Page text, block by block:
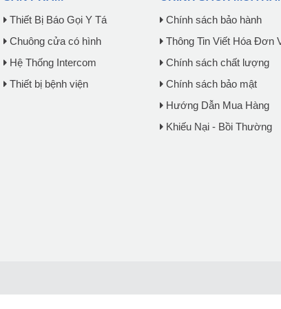
Thiết Bị Báo Gọi Y Tá
Chuông cửa có hình
Hệ Thống Intercom
Thiết bị bệnh viện
Chính sách bảo hành
Thông Tin Viết Hóa Đơn
Chính sách chất lượng
Chính sách bảo mật
Hướng Dẫn Mua Hàng
Khiếu Nại - Bồi Thường